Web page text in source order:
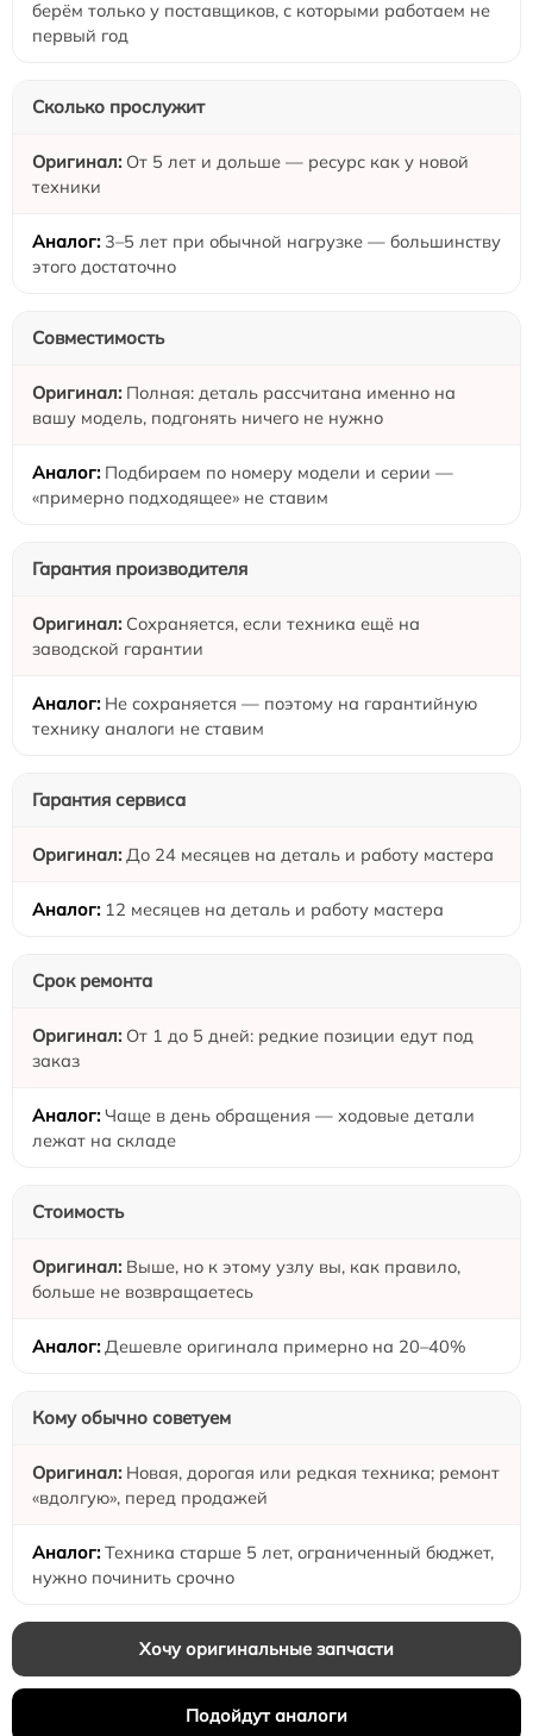
берём только у поставщиков, с которыми работаем не
первый год
Сколько прослужит
От 5 лет и дольше — ресурс как у новой
техники
3–5 лет при обычной нагрузке — большинству
этого достаточно
Совместимость
Полная: деталь рассчитана именно на
вашу модель, подгонять ничего не нужно
Подбираем по номеру модели и серии —
«примерно подходящее» не ставим
Гарантия производителя
Сохраняется, если техника ещё на
заводской гарантии
Не сохраняется — поэтому на гарантийную
технику аналоги не ставим
Гарантия сервиса
До 24 месяцев на деталь и работу мастера
12 месяцев на деталь и работу мастера
Срок ремонта
От 1 до 5 дней: редкие позиции едут под
заказ
Чаще в день обращения — ходовые детали
лежат на складе
Стоимость
Выше, но к этому узлу вы, как правило,
больше не возвращаетесь
Дешевле оригинала примерно на 20–40%
Кому обычно советуем
Новая, дорогая или редкая техника; ремонт
«вдолгую», перед продажей
Техника старше 5 лет, ограниченный бюджет,
нужно починить срочно
Хочу оригинальные запчасти
Подойдут аналоги